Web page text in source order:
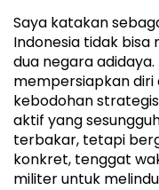
Saya katakan
Indonesia tidak
dua negara
mempersiapkan
kebodohan
aktif yang
terbakar, tetapi
konkret, tenggat
militer untuk